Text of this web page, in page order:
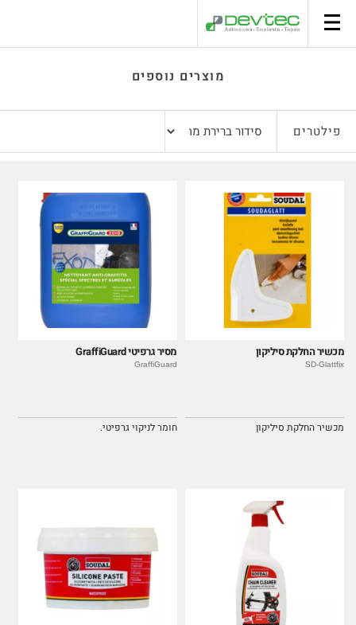
מוצרים נוספים
פילטרים
מכשיר החלקת סיליקון
SD-Glattfix
מכשיר החלקת סיליקון
מסיר גרפיטי GraffiGuard
GraffiGuard
חומר לניקוי גרפיטי.
סל קניות